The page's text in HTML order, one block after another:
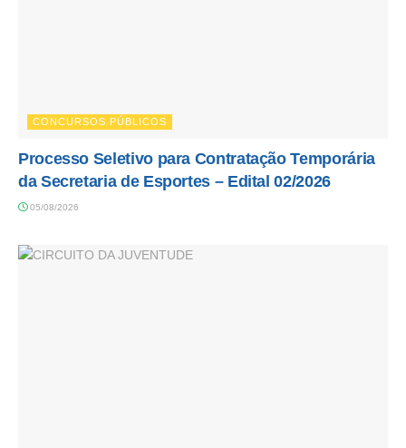
CONCURSOS PÚBLICOS
Processo Seletivo para Contratação Temporária
da Secretaria de Esportes – Edital 02/2026
05/08/2026